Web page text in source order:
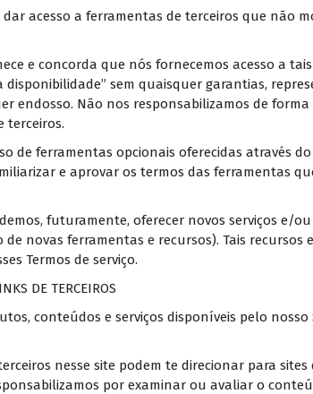
dar acesso a ferramentas de terceiros que não
e concorda que nós fornecemos acesso a
disponibilidade” sem quaisquer garantias,
endosso. Não nos responsabilizamos de
terceiros.
de ferramentas opcionais oferecidas através
e aprovar os termos das ferramentas
futuramente, oferecer novos serviços e/
novas ferramentas e recursos). Tais recursos
Termos de serviço.
DE TERCEIROS
conteúdos e serviços disponíveis pelo
nesse site podem te direcionar para
por examinar ou avaliar o